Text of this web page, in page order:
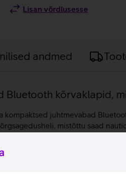
Lisan võrdlusesse
andmed
Bluetooth kõrvaklapid,
kompaktsed juhtmevabad
mistõttu saad
selgemalt kuulda ning
Connect EQ funktsioone.
C510 kõrvaklappidel on
on võimalik laadimiskarbi